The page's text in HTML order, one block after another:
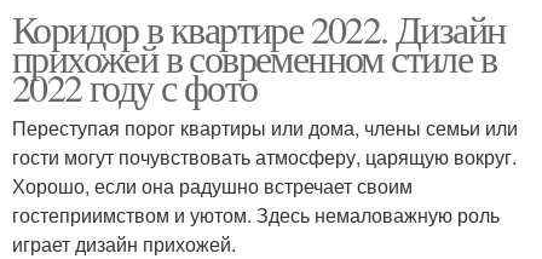
Коридор в квартире 2022. Дизайн
прихожей в современном стиле в
2022 году с фото
Переступая порог квартиры или дома, члены семьи или
гости могут почувствовать атмосферу, царящую вокруг.
Хорошо, если она радушно встречает своим
гостеприимством и уютом. Здесь немаловажную роль
играет дизайн прихожей.